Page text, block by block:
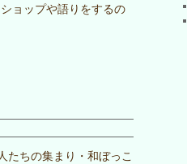
ップや語りをするの
たちの集まり・和ぼっこ